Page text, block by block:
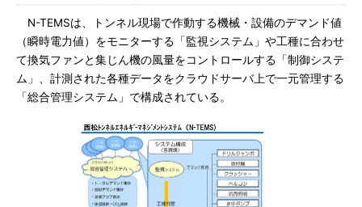
N-TEMSは、トンネル現場で作動する機械・設備のデマンド値
（瞬時電力値）をモニターする「監視システム」や工種に合わせ
て換気ファンと集じん機の風量をコントロールする「制御システ
ム」、計測された各種データをクラウドサーバ上で一元管理する
「総合管理システム」で構成されている。